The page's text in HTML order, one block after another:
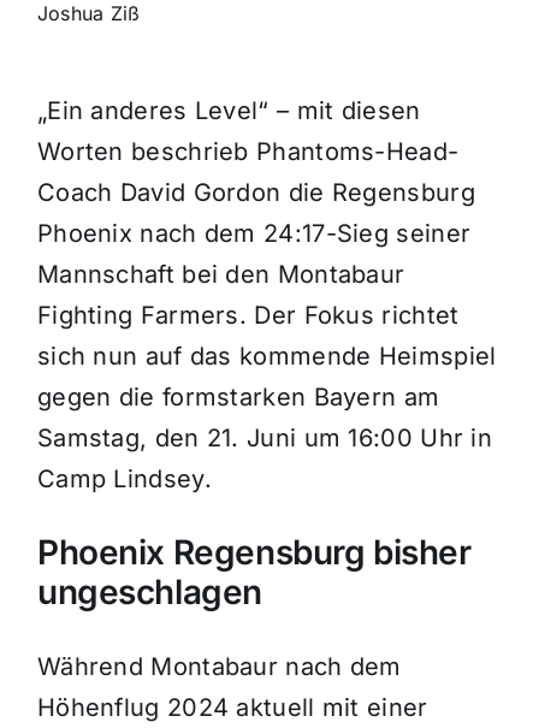
Joshua Ziß
„Ein anderes Level“ – mit diesen
Worten beschrieb Phantoms-Head-
Coach David Gordon die Regensburg
Phoenix nach dem 24:17-Sieg seiner
Mannschaft bei den Montabaur
Fighting Farmers. Der Fokus richtet
sich nun auf das kommende Heimspiel
gegen die formstarken Bayern am
Samstag, den 21. Juni um 16:00 Uhr in
Camp Lindsey.
Phoenix Regensburg bisher
ungeschlagen
Während Montabaur nach dem
Höhenflug 2024 aktuell mit einer